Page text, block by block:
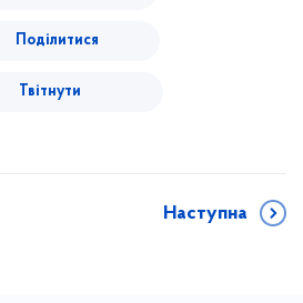
Поділитися
Твітнути
Наступна